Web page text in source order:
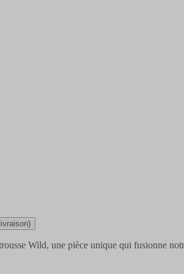
Wild, une pièce unique qui fusionne